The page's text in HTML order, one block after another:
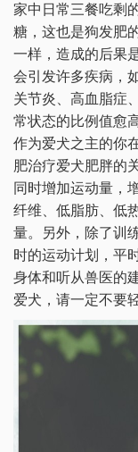
家中日常三餐吃剩
糖，这也是狗发肥
一样，造成的后果
会引发许多疾病，
关节炎、高血脂症
常状态的比例值愈
作为爱犬之主的你
肥治疗爱犬肥胖的
同时增加运动量，
纤维、低脂肪、低
量。另外，除了训
时的运动计划，平
身体和听从兽医的
爱犬，请一定不要